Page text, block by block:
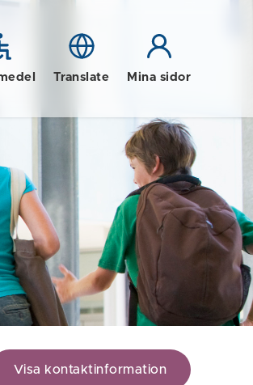
Translate Mina sidor
Visa kontaktinformation